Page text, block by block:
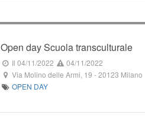
Open day Scuola transculturale
Il 04/11/2022
04/11/2022
Via Molino delle Armi, 19 -20123 Milano
OPEN DAY